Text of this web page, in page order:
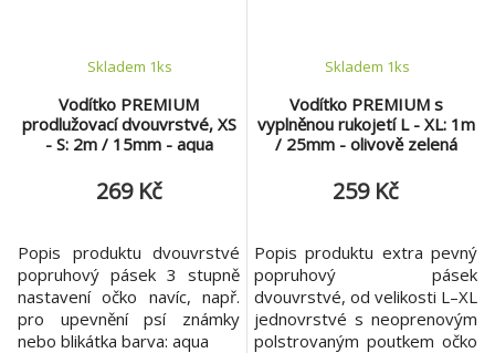
Vodítko PREMIUM
prodlužovací dvouvrstvé, XS
- S: 2m / 15mm - aqua
Skladem 1ks
269 Kč
Popis produktu dvouvrstvé
popruhový pásek 3 stupně
nastavení očko navíc, např.
pro upevnění psí známky
nebo blikátka barva: aqua
Vodítko PREMIUM s
vyplněnou rukojetí L - XL: 1m
/ 25mm - olivově zelená
Skladem 1ks
259 Kč
Popis produktu extra pevný
popruhový pásek
dvouvrstvé, od velikosti L–XL
jednovrstvé s neoprenovým
polstrovaným poutkem očko